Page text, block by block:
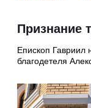
Признание
Епископ Гавриил
благодетеля